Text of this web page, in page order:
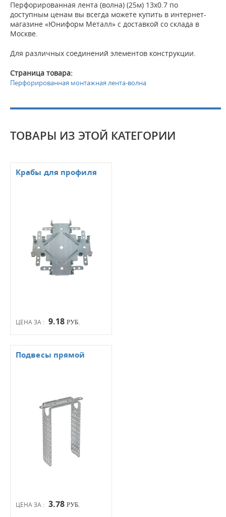
Перфорированная лента (волна) (25м) 13х0.7 по
доступным ценам вы всегда можете купить в интернет-
магазине «Юниформ Металл» с доставкой со склада в
Москве.
Для различных соединений элементов конструкции.
Страница товара:
Перфорированная монтажная лента-волна
ТОВАРЫ ИЗ ЭТОЙ КАТЕГОРИИ
ЦЕНА ЗА : 9.18 РУБ.
Крабы для профиля
ЦЕНА ЗА : 3.78 РУБ.
Подвесы прямой